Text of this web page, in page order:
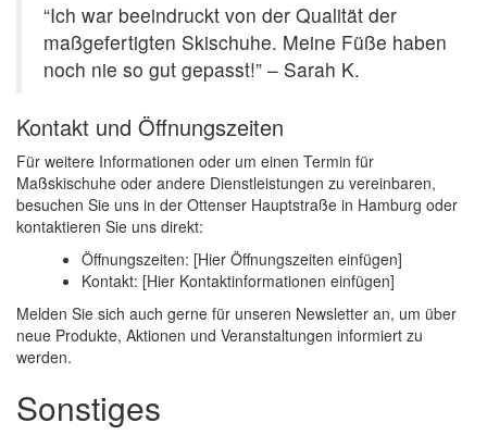
“Ich war beeindruckt von der Qualität der
maßgefertigten Skischuhe. Meine Füße haben
noch nie so gut gepasst!” – Sarah K.
Kontakt und Öffnungszeiten
Für weitere Informationen oder um einen Termin für
Maßskischuhe oder andere Dienstleistungen zu vereinbaren,
besuchen Sie uns in der Ottenser Hauptstraße in Hamburg oder
kontaktieren Sie uns direkt:
Öffnungszeiten: [Hier Öffnungszeiten einfügen]
Kontakt: [Hier Kontaktinformationen einfügen]
Melden Sie sich auch gerne für unseren Newsletter an, um über
neue Produkte, Aktionen und Veranstaltungen informiert zu
werden.
Sonstiges